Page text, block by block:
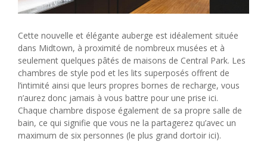
Cette nouvelle et élégante auberge est idéalement située
dans Midtown, à proximité de nombreux musées et à
seulement quelques pâtés de maisons de Central Park. Les
chambres de style pod et les lits superposés offrent de
l’intimité ainsi que leurs propres bornes de recharge, vous
n’aurez donc jamais à vous battre pour une prise ici.
Chaque chambre dispose également de sa propre salle de
bain, ce qui signifie que vous ne la partagerez qu’avec un
maximum de six personnes (le plus grand dortoir ici).